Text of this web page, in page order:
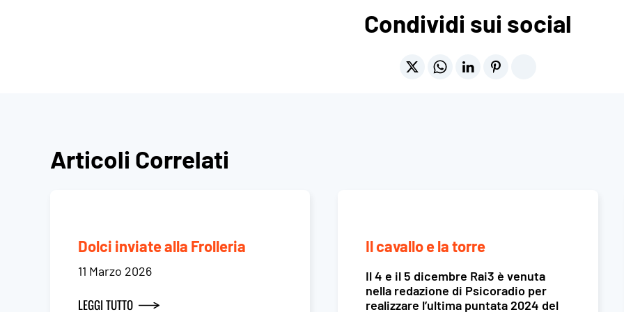
Condividi sui social
Articoli Correlati
Dolci inviate alla Frolleria
11 Marzo 2026
LEGGI TUTTO
Il cavallo e la torre
Il 4 e il 5 dicembre Rai3 è venuta
nella redazione di Psicoradio per
realizzare l’ultima puntata 2024 del